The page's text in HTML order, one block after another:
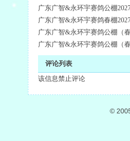
广东广智&永环宇赛鸽公棚
广东广智&永环宇赛鸽春棚
广东广智&永环宇赛鸽公棚（
广东广智&永环宇赛鸽公棚（
评论列表
该信息禁止评论
©